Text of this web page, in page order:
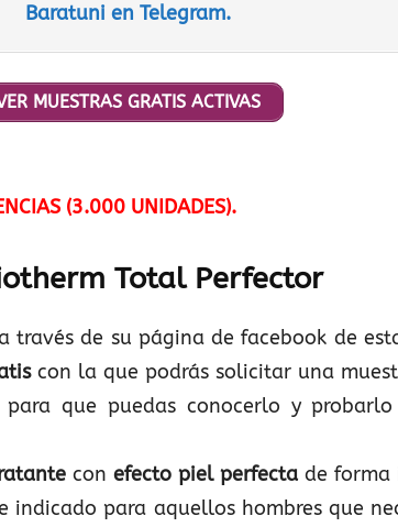
Baratuni en Telegram.
MUESTRAS GRATIS ACTIVAS
(3.000 UNIDADES).
Total Perfector
través de su página de facebook de
con la que podrás solicitar una
que puedas conocerlo y
con efecto piel perfecta de forma
indicado para aquellos hombres que